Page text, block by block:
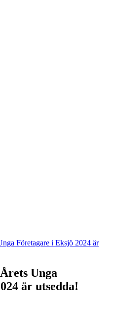
Företagare i Eksjö 2024 är
Unga
är utsedda!